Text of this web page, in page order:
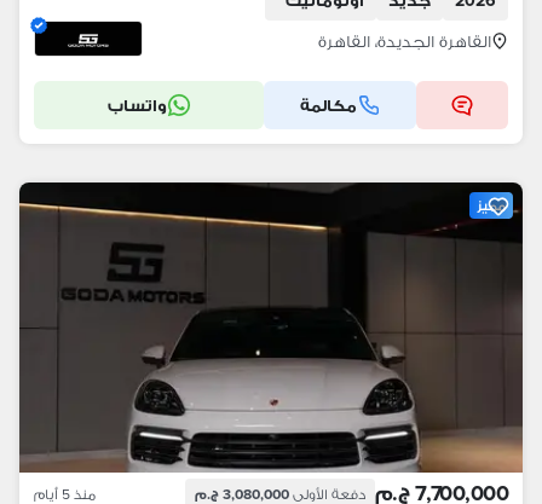
القاهرة الجديدة، القاهرة
مكالمة واتساب
مميز
7,700,000 ج.م دفعة الأولى 3,080,000 ج.م منذ 5 أيام